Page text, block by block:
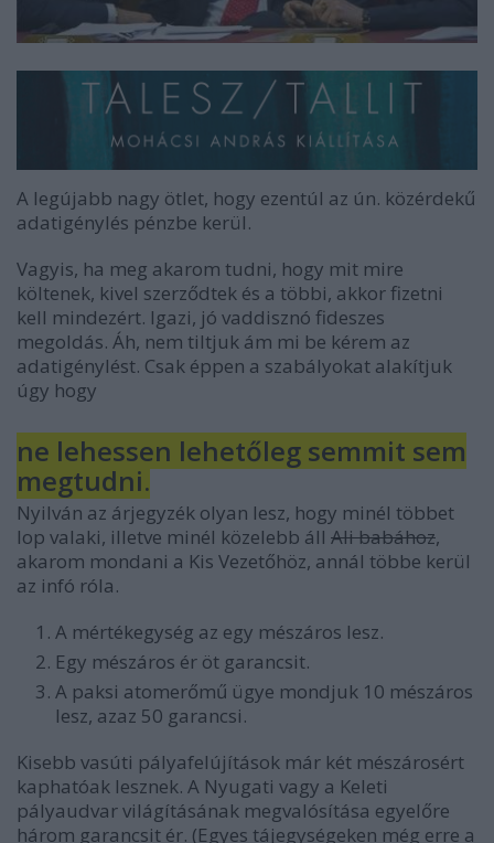
A legújabb nagy ötlet, hogy ezentúl az ún. közérdekű
adatigénylés pénzbe kerül.
Vagyis, ha meg akarom tudni, hogy mit mire
költenek, kivel szerződtek és a többi, akkor fizetni
kell mindezért. Igazi, jó vaddisznó fideszes
megoldás. Áh, nem tiltjuk ám mi be kérem az
adatigénylést. Csak éppen a szabályokat alakítjuk
úgy hogy
ne lehessen lehetőleg semmit sem
megtudni.
Nyilván az árjegyzék olyan lesz, hogy minél többet
lop valaki, illetve minél közelebb áll Ali babához,
akarom mondani a Kis Vezetőhöz, annál többe kerül
az infó róla.
A mértékegység az egy mészáros lesz.
Egy mészáros ér öt garancsit.
A paksi atomerőmű ügye mondjuk 10 mészáros
lesz, azaz 50 garancsi.
Kisebb vasúti pályafelújítások már két mészárosért
kaphatóak lesznek. A Nyugati vagy a Keleti
pályaudvar világításának megvalósítása egyelőre
három garancsit ér. (Egyes tájegységeken még erre a